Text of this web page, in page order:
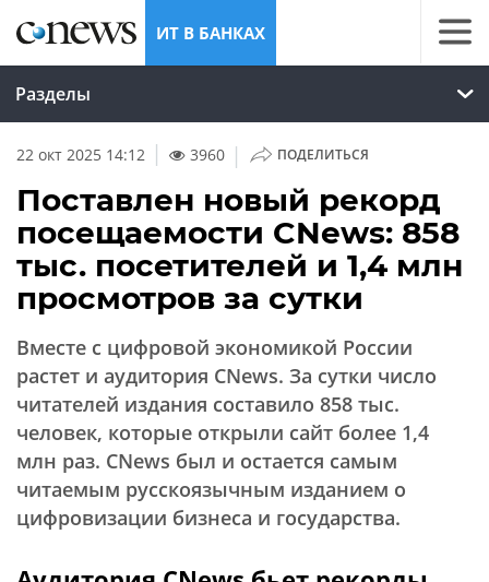
ИТ В БАНКАХ
Разделы
22 окт 2025 14:12 3960 | ПОДЕЛИТЬСЯ
Поставлен новый рекорд
посещаемости CNews: 858
тыс. посетителей и 1,4 млн
просмотров за сутки
Вместе с цифровой экономикой России
растет и аудитория CNews. За сутки число
читателей издания составило 858 тыс.
человек, которые открыли сайт более 1,4
млн раз. CNews был и остается самым
читаемым русскоязычным изданием о
цифровизации бизнеса и государства.